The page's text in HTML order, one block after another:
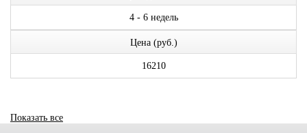
4 - 6 недель
Цена (руб.)
16210
Показать все